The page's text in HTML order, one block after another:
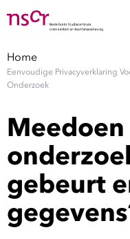
Medewerkers
Factsheets
Publicaties
Home
Eenvoudige Privacyverklaring
Onderzoek
Meedoen
gebeurt